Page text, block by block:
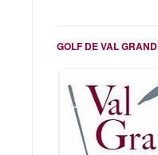
GOLF DE VAL GRAND